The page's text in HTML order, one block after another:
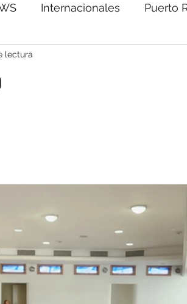
Internacionales Puerto
Conoce a tus maestros
lectura